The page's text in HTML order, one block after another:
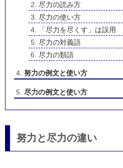
尽力の読み方
尽力の使い方
「尽力を尽くす」は誤用
尽力の対義語
尽力の類語
努力の例文と使い方
尽力の例文と使い方
努力と尽力の違い